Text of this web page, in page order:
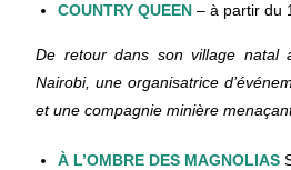
COUNTRY QUEEN – à partir du
De retour dans son village natal
Nairobi, une organisatrice
et une compagnie minière
À L’OMBRE DES MAGNOLIAS